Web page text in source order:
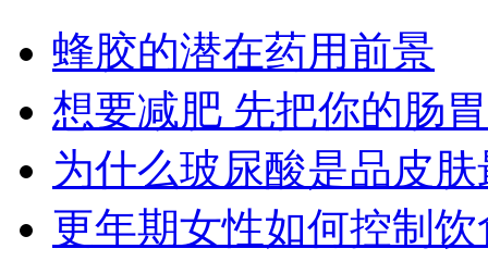
蜂胶的潜在药用前景
想要减肥 先把你的肠
为什么玻尿酸是品皮
更年期女性如何控制饮